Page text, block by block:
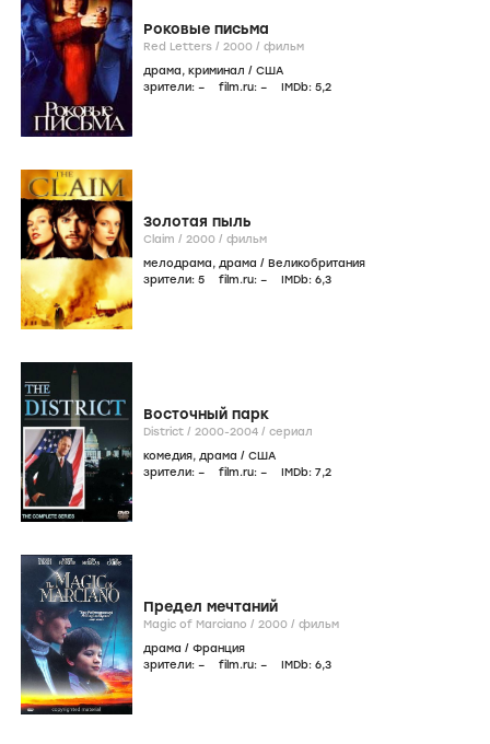
Роковые письма
Red Letters / 2000 / фильм
драма, криминал / США
зрители: – film.ru: – IMDb: 5,2
Золотая пыль
Claim / 2000 / фильм
мелодрама, драма / Великобритания
зрители: 5 film.ru: – IMDb: 6,3
Восточный парк
District / 2000-2004 / сериал
комедия, драма / США
зрители: – film.ru: – IMDb: 7,2
Предел мечтаний
Magic of Marciano / 2000 / фильм
драма / Франция
зрители: – film.ru: – IMDb: 6,3